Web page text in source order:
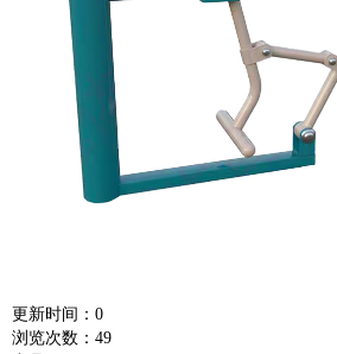
更新时间：0
浏览次数：49